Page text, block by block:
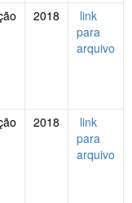
2018
link
para
arquivo
2018
link
para
arquivo